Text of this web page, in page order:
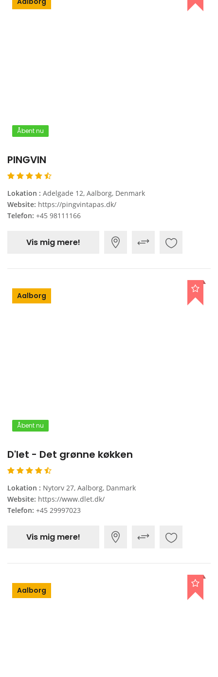
Åbent nu
PINGVIN
Lokation : Adelgade 12, Aalborg, Denmark
Website: https://pingvintapas.dk/
Telefon: +45 98111166
Vis mig mere!
Aalborg
Åbent nu
D'let - Det grønne køkken
Lokation : Nytorv 27, Aalborg, Danmark
Website: https://www.dlet.dk/
Telefon: +45 29997023
Vis mig mere!
Aalborg